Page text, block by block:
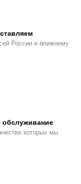
России и ближнему
обслуживание
которых мы